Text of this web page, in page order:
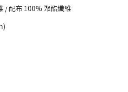
/ 配布 100% 聚酯纖維